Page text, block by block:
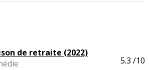
de retraite (2022)
5.3 /10